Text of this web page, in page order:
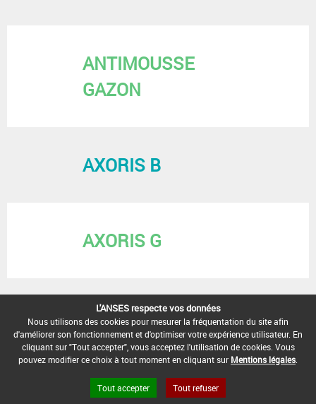
ANTIMOUSSE
GAZON
AXORIS B
AXORIS G
L'ANSES respecte vos données
Nous utilisons des cookies pour mesurer la fréquentation du site afin
d'améliorer son fonctionnement et d'optimiser votre expérience utilisateur. En
cliquant sur "Tout accepter", vous acceptez l'utilisation de cookies. Vous
pouvez modifier ce choix à tout moment en cliquant sur Mentions légales
Tout accepter Tout refuser